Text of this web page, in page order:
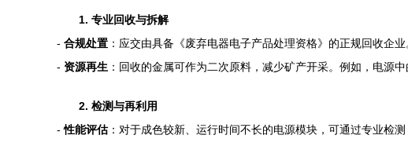
1. 专业回收与拆解
- 合规处置 ：应交由具备《废弃电器电子产品处理资格》的正规回收企
- 资源再生 ：回收的金属可作为二次原料，减少矿产开采。例如，电源
2. 检测与再利用
-性能评估：对于成色较新、运行时间不长的电源模块，可通过专业检